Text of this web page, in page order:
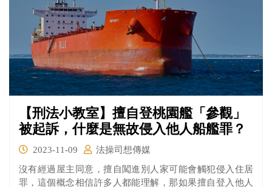
【刑法小教室】擅自登桃園艦「參觀」
被起訴，什麼是無故侵入他人船艦罪？
2023-11-09
法操司想傳媒
沒有經過屋主同意，擅自闖進別人家可能會觸犯侵入住居
罪，這個概念相信許多人都能理解，那如果擅自登入他人